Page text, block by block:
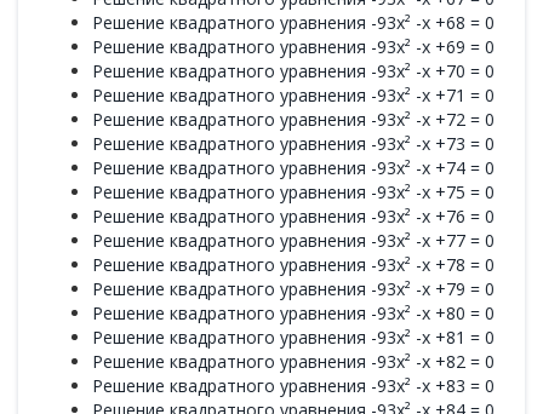
Решение квадратного уравнения -93x² -x +68 = 0
Решение квадратного уравнения -93x² -x +69 = 0
Решение квадратного уравнения -93x² -x +70 = 0
Решение квадратного уравнения -93x² -x +71 = 0
Решение квадратного уравнения -93x² -x +72 = 0
Решение квадратного уравнения -93x² -x +73 = 0
Решение квадратного уравнения -93x² -x +74 = 0
Решение квадратного уравнения -93x² -x +75 = 0
Решение квадратного уравнения -93x² -x +76 = 0
Решение квадратного уравнения -93x² -x +77 = 0
Решение квадратного уравнения -93x² -x +78 = 0
Решение квадратного уравнения -93x² -x +79 = 0
Решение квадратного уравнения -93x² -x +80 = 0
Решение квадратного уравнения -93x² -x +81 = 0
Решение квадратного уравнения -93x² -x +82 = 0
Решение квадратного уравнения -93x² -x +83 = 0